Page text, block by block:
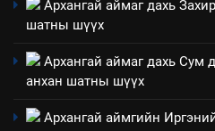
5
Архангай аймаг дахь
шатны шүүх
Архангай аймаг дахь Сум
анхан шатны шүүх
Архангай аймгийн